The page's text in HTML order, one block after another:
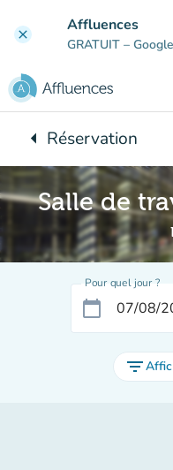
clear Affluences
GRATUIT –
arrow_leftRetour à :
Réservation
Salle de
Pour quel jour ?
calendar_today
filter_list